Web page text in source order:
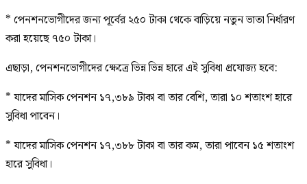
* পেনশনভোগীদের জন্য পূর্বের ২৫০ টাকা থেকে বাড়িয়ে নতুন ভাতা নির্ধারণ
করা হয়েছে ৭৫০ টাকা।
এছাড়া, পেনশনভোগীদের ক্ষেত্রে ভিন্ন ভিন্ন হারে এই সুবিধা প্রযোজ্য হবে:
* যাদের মাসিক পেনশন ১৭,৩৮৯ টাকা বা তার বেশি, তারা ১০ শতাংশ হারে
সুবিধা পাবেন।
* যাদের মাসিক পেনশন ১৭,৩৮৮ টাকা বা তার কম, তারা পাবেন ১৫ শতাংশ
হারে সুবিধা।